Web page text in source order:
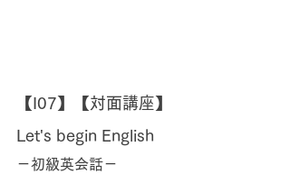
【I07】【対面講座】
Let's begin English
－初級英会話－